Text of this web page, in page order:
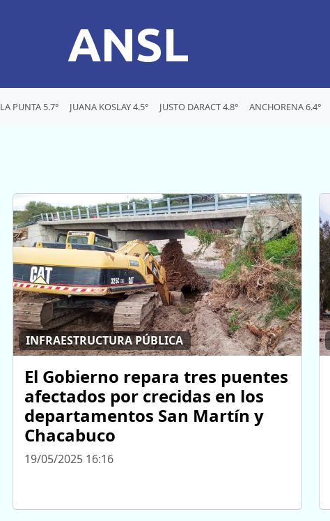
ANSL
LA PUNTA 5.7° JUANA KOSLAY 4.5° JUSTO DARACT 4.8° ANCHORENA 6.4°
INFRAESTRUCTURA PÚBLICA
El Gobierno repara tres puentes
afectados por crecidas en los
departamentos San Martín y
Chacabuco
19/05/2025 16:16